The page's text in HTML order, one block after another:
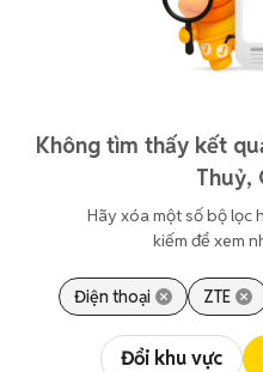
Không tìm thấy kết
Thuỷ,
Hãy xóa một số bộ lọc
kiếm để xem
Điện thoại ZTE
Đổi khu vực